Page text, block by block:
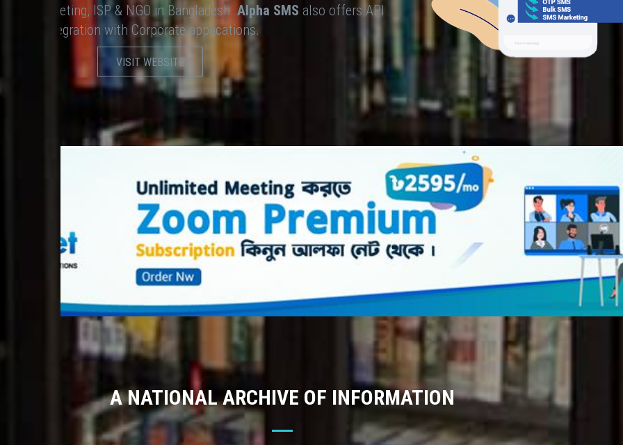
marketing, ISP & NGO in Bangladesh. Alpha SMS also offers API
Integration with Corporate applications.
VISIT WEBSITE
A NATIONAL ARCHIVE OF INFORMATION